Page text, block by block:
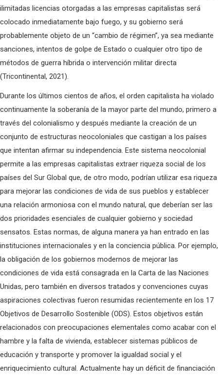
ilimitadas licencias otorgadas a las empresas capitalistas será
colocado inmediatamente bajo fuego, y su gobierno será
probablemente objeto de un “cambio de régimen”, ya sea mediante
sanciones, intentos de golpe de Estado o cualquier otro tipo de
métodos de guerra híbrida o intervención militar directa
(Tricontinental, 2021).
Durante los últimos cientos de años, el orden capitalista ha violado
continuamente la soberanía de la mayor parte del mundo, primero a
través del colonialismo y después mediante la creación de un
conjunto de estructuras neocoloniales que castigan a los países
que intentan afirmar su independencia. Este sistema neocolonial
permite a las empresas capitalistas extraer riqueza social de los
países del Sur Global que, de otro modo, podrían utilizar esa riqueza
para mejorar las condiciones de vida de sus pueblos y establecer
una relación armoniosa con el mundo natural, que deberían ser las
dos prioridades esenciales de cualquier gobierno y sociedad
sensatos. Estas normas, de alguna manera ya han entrado en las
instituciones internacionales y en la conciencia pública. Por ejemplo,
la obligación de los gobiernos modernos de mejorar las
condiciones de vida está consagrada en la Carta de las Naciones
Unidas, pero también en diversos tratados y convenciones cuyas
aspiraciones colectivas fueron resumidas recientemente en los 17
Objetivos de Desarrollo Sostenible (ODS). Estos objetivos están
relacionados con preocupaciones elementales como acabar con el
hambre y la falta de vivienda, establecer sistemas públicos de
educación y transporte y promover la igualdad social y el
enriquecimiento cultural. Actualmente hay un déficit de financiación